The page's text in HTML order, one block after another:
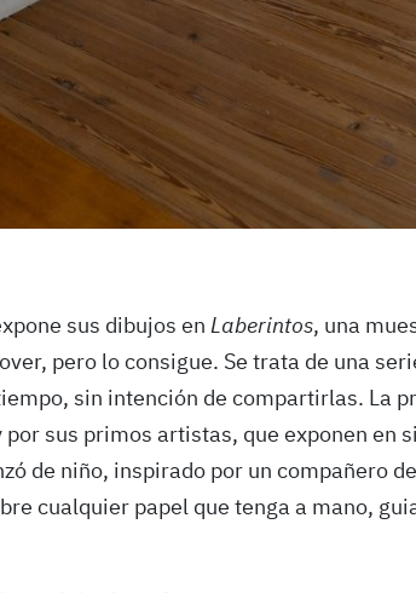
sus dibujos en Laberintos, una
pero lo consigue. Se trata de una
sin intención de compartirlas. La
por sus primos artistas, que exponen en
de niño, inspirado por un compañero
cualquier papel que tenga a mano,